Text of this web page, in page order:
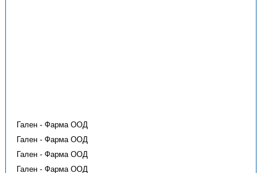
Гален - Фарма ООД
Гален - Фарма ООД
Гален - Фарма ООД
Гален - Фарма ООД